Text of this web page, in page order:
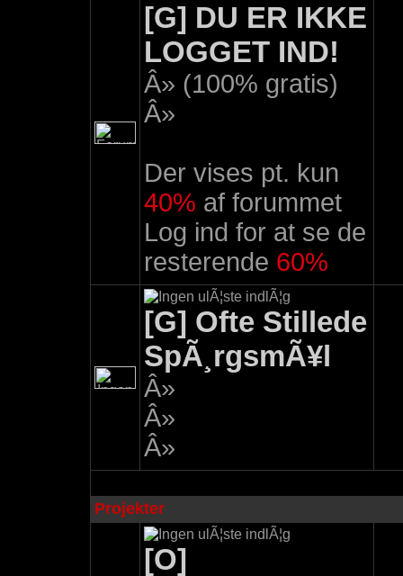
[G] DU ER IKKE
LOGGET IND!
Â» (100% gratis)
Â»
Der vises pt. kun
40% af forummet
Log ind for at se de
resterende 60%
[G] Ofte Stillede
SpÃ¸rgsmÃ¥l
Â»
Â»
Â»
Projekter
[O]